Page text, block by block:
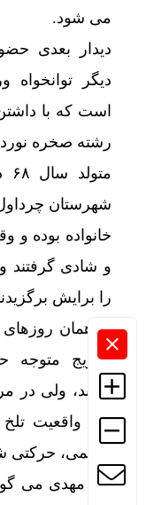
می شود.
دیدار بعدی
دیگر توانخواه
است که با
رشته صخره
شهرستان
خانواده بوده
و شادی گرفتند
را برایش
از همان روزهای
بتدریج متوجه
شدند، ولی در
این واقعیت
جسمی، حرکتی
پدر مهدی می